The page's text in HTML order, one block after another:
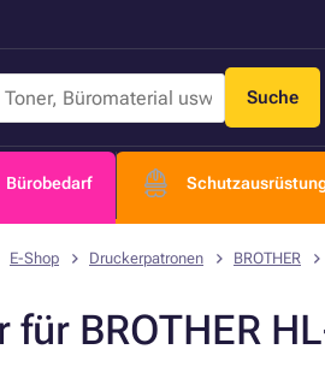
Suche
Bürobedarf
E-Shop Druckerpatronen BROTHER
für BROTHER